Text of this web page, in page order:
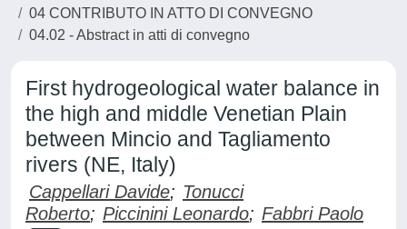
04 CONTRIBUTO IN ATTO DI CONVEGNO
04.02 - Abstract in atti di convegno
First hydrogeological water balance in
the high and middle Venetian Plain
between Mincio and Tagliamento
rivers (NE, Italy)
Cappellari Davide; Tonucci
Roberto; Piccinini Leonardo; Fabbri Paolo